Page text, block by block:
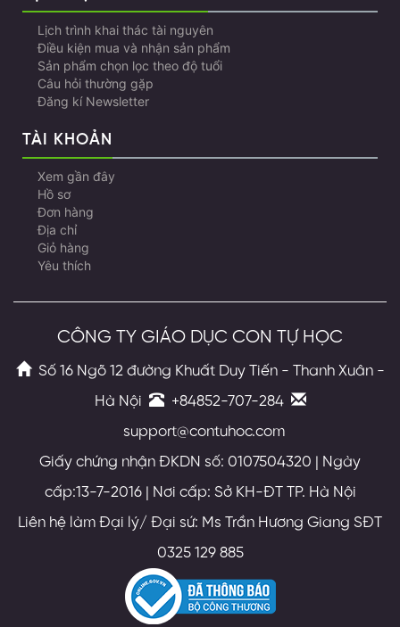
Lịch trình khai thác tài nguyên
Điều kiện mua và nhận sản phẩm
Sản phẩm chọn lọc theo độ tuổi
Câu hỏi thường gặp
Đăng kí Newsletter
TÀI KHOẢN
Xem gần đây
Hồ sơ
Đơn hàng
Địa chỉ
Giỏ hàng
Yêu thích
CÔNG TY GIÁO DỤC CON TỰ HỌC
Số 16 Ngõ 12 đường Khuất Duy Tiến - Thanh Xuân -
Hà Nội
+84852-707-284
support@contuhoc.com
Giấy chứng nhận ĐKDN số: 0107504320 | Ngày
cấp:13-7-2016 | Nơi cấp: Sở KH-ĐT TP. Hà Nội
Liên hệ làm Đại lý/ Đại sứ: Ms Trần Hương Giang SĐT
0325 129 885